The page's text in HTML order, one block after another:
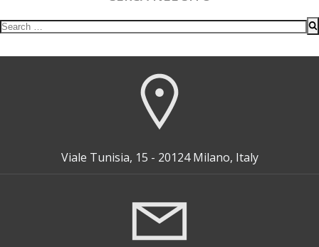
Search
Viale Tunisia, 15 - 20124 Milano, Italy